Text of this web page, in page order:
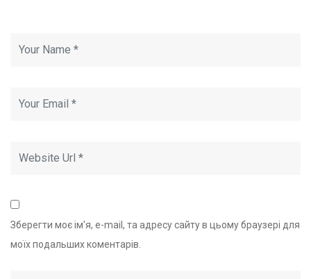
Зберегти моє ім'я, e-mail, та адресу сайту в цьому браузері для
моїх подальших коментарів.